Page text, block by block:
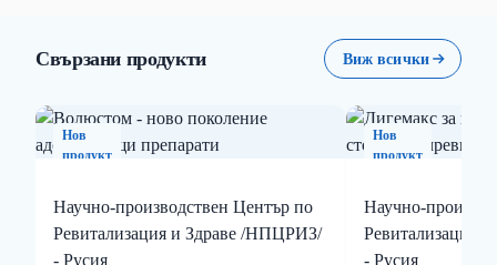
Свързани продукти Виж всички
Нов
продукт
Научно-производствен Център по
Ревитализация и Здраве /НПЦРИЗ/
- Русия
Нов
продукт
Научно-
Ревитализация
- Русия